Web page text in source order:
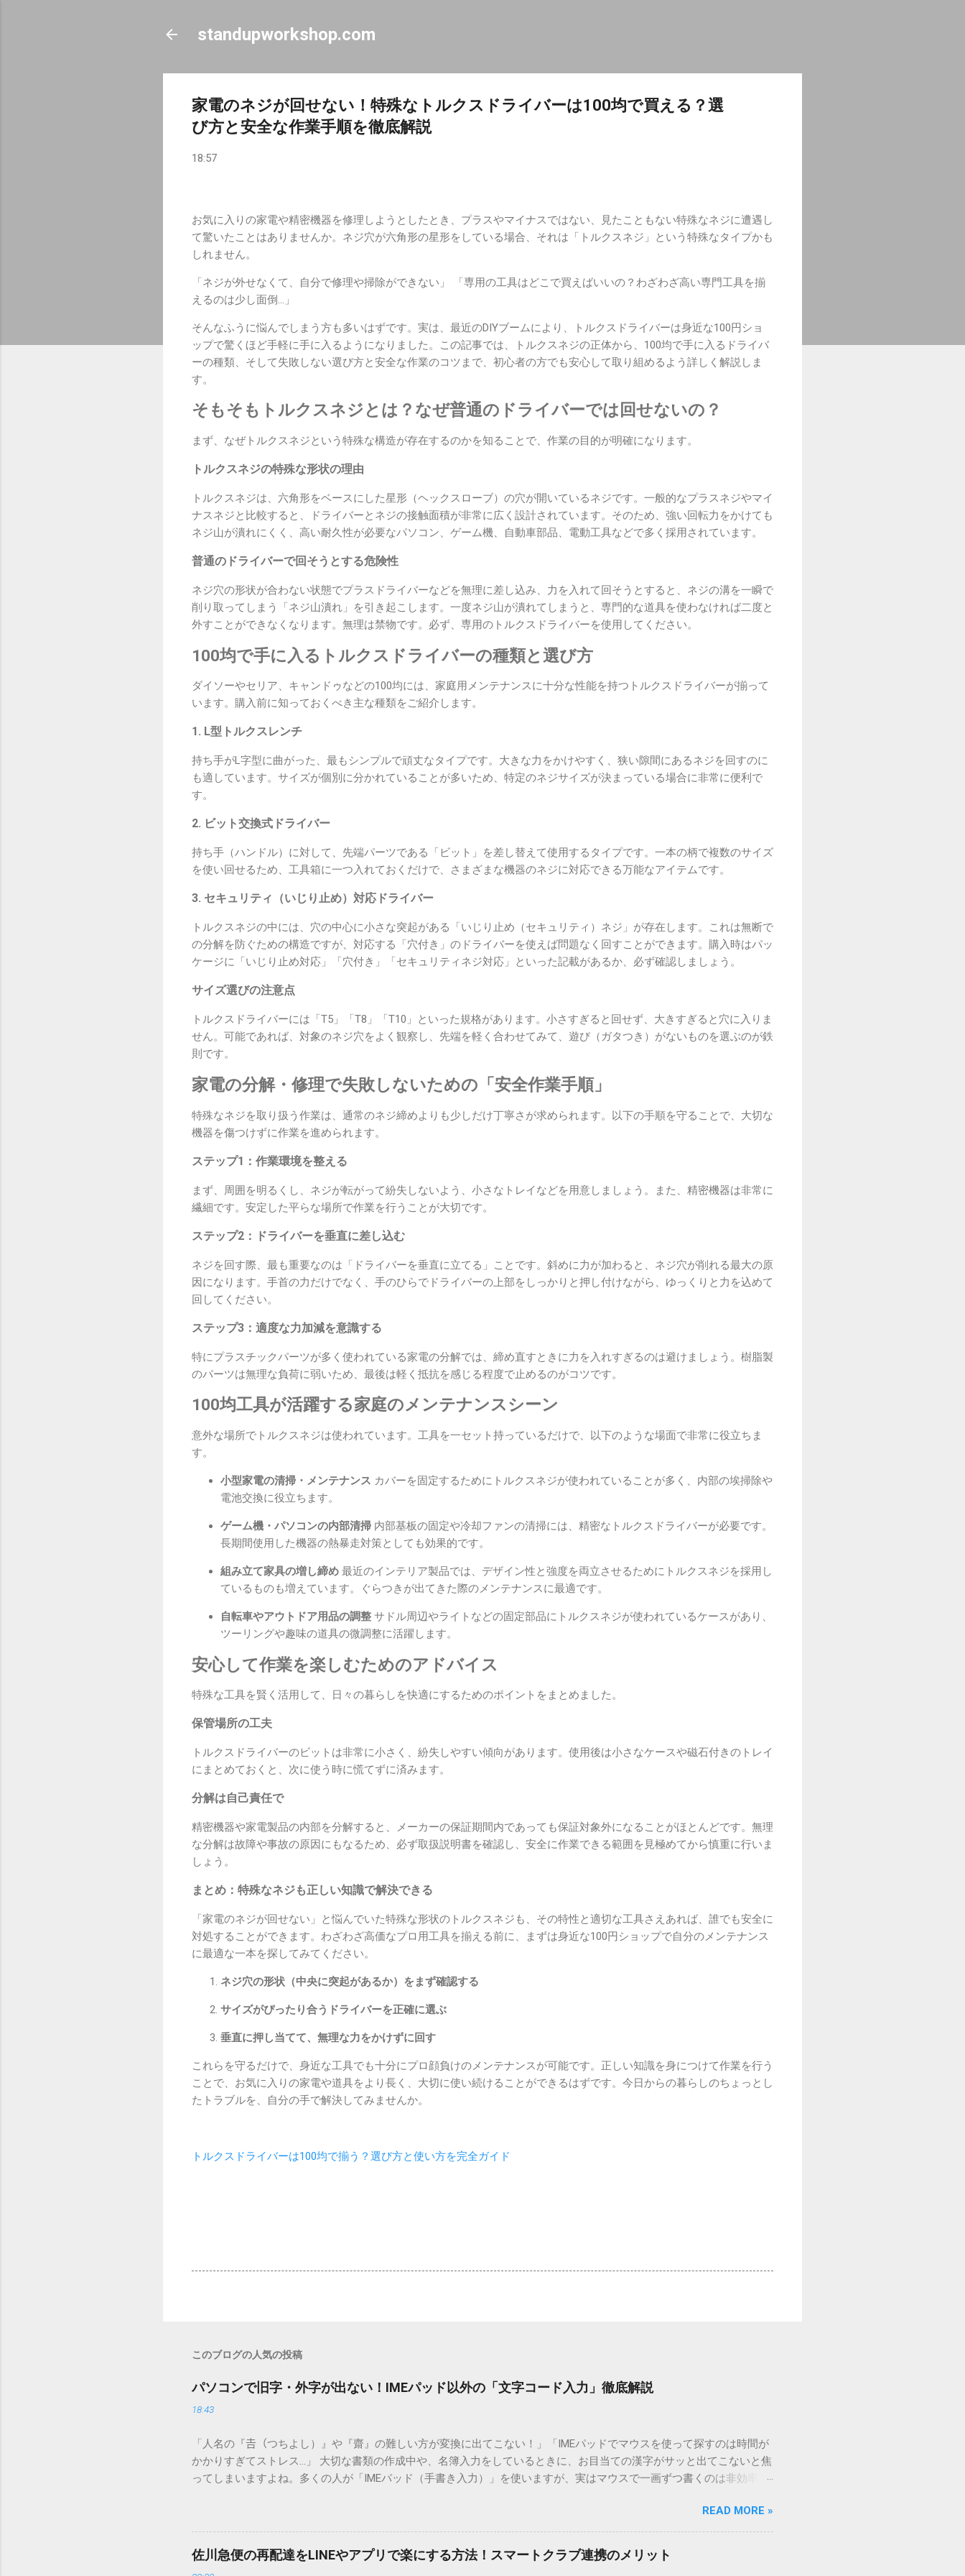
standupworkshop.com
家電のネジが回せない！特殊なトルクスドライバーは100均で買える？選
び方と安全な作業手順を徹底解説
18:57
お気に入りの家電や精密機器を修理しようとしたとき、プラスやマイナスではない、見たこともない特殊なネジに遭遇し
て驚いたことはありませんか。ネジ穴が六角形の星形をしている場合、それは「トルクスネジ」という特殊なタイプかも
しれません。
「ネジが外せなくて、自分で修理や掃除ができない」 「専用の工具はどこで買えばいいの？わざわざ高い専門工具を揃
えるのは少し面倒…」
そんなふうに悩んでしまう方も多いはずです。実は、最近のDIYブームにより、トルクスドライバーは身近な100円ショ
ップで驚くほど手軽に手に入るようになりました。この記事では、トルクスネジの正体から、100均で手に入るドライバ
ーの種類、そして失敗しない選び方と安全な作業のコツまで、初心者の方でも安心して取り組めるよう詳しく解説しま
す。
そもそもトルクスネジとは？なぜ普通のドライバーでは回せないの？
まず、なぜトルクスネジという特殊な構造が存在するのかを知ることで、作業の目的が明確になります。
トルクスネジの特殊な形状の理由
トルクスネジは、六角形をベースにした星形（ヘックスローブ）の穴が開いているネジです。一般的なプラスネジやマイ
ナスネジと比較すると、ドライバーとネジの接触面積が非常に広く設計されています。そのため、強い回転力をかけても
ネジ山が潰れにくく、高い耐久性が必要なパソコン、ゲーム機、自動車部品、電動工具などで多く採用されています。
普通のドライバーで回そうとする危険性
ネジ穴の形状が合わない状態でプラスドライバーなどを無理に差し込み、力を入れて回そうとすると、ネジの溝を一瞬で
削り取ってしまう「ネジ山潰れ」を引き起こします。一度ネジ山が潰れてしまうと、専門的な道具を使わなければ二度と
外すことができなくなります。無理は禁物です。必ず、専用のトルクスドライバーを使用してください。
100均で手に入るトルクスドライバーの種類と選び方
ダイソーやセリア、キャンドゥなどの100均には、家庭用メンテナンスに十分な性能を持つトルクスドライバーが揃って
います。購入前に知っておくべき主な種類をご紹介します。
1. L型トルクスレンチ
持ち手がL字型に曲がった、最もシンプルで頑丈なタイプです。大きな力をかけやすく、狭い隙間にあるネジを回すのに
も適しています。サイズが個別に分かれていることが多いため、特定のネジサイズが決まっている場合に非常に便利で
す。
2. ビット交換式ドライバー
持ち手（ハンドル）に対して、先端パーツである「ビット」を差し替えて使用するタイプです。一本の柄で複数のサイズ
を使い回せるため、工具箱に一つ入れておくだけで、さまざまな機器のネジに対応できる万能なアイテムです。
3. セキュリティ（いじり止め）対応ドライバー
トルクスネジの中には、穴の中心に小さな突起がある「いじり止め（セキュリティ）ネジ」が存在します。これは無断で
の分解を防ぐための構造ですが、対応する「穴付き」のドライバーを使えば問題なく回すことができます。購入時はパッ
ケージに「いじり止め対応」「穴付き」「セキュリティネジ対応」といった記載があるか、必ず確認しましょう。
サイズ選びの注意点
トルクスドライバーには「T5」「T8」「T10」といった規格があります。小さすぎると回せず、大きすぎると穴に入りま
せん。可能であれば、対象のネジ穴をよく観察し、先端を軽く合わせてみて、遊び（ガタつき）がないものを選ぶのが鉄
則です。
家電の分解・修理で失敗しないための「安全作業手順」
特殊なネジを取り扱う作業は、通常のネジ締めよりも少しだけ丁寧さが求められます。以下の手順を守ることで、大切な
機器を傷つけずに作業を進められます。
ステップ1：作業環境を整える
まず、周囲を明るくし、ネジが転がって紛失しないよう、小さなトレイなどを用意しましょう。また、精密機器は非常に
繊細です。安定した平らな場所で作業を行うことが大切です。
ステップ2：ドライバーを垂直に差し込む
ネジを回す際、最も重要なのは「ドライバーを垂直に立てる」ことです。斜めに力が加わると、ネジ穴が削れる最大の原
因になります。手首の力だけでなく、手のひらでドライバーの上部をしっかりと押し付けながら、ゆっくりと力を込めて
回してください。
ステップ3：適度な力加減を意識する
特にプラスチックパーツが多く使われている家電の分解では、締め直すときに力を入れすぎるのは避けましょう。樹脂製
のパーツは無理な負荷に弱いため、最後は軽く抵抗を感じる程度で止めるのがコツです。
100均工具が活躍する家庭のメンテナンスシーン
意外な場所でトルクスネジは使われています。工具を一セット持っているだけで、以下のような場面で非常に役立ちま
す。
小型家電の清掃・メンテナンス カバーを固定するためにトルクスネジが使われていることが多く、内部の埃掃除や
電池交換に役立ちます。
ゲーム機・パソコンの内部清掃 内部基板の固定や冷却ファンの清掃には、精密なトルクスドライバーが必要です。
長期間使用した機器の熱暴走対策としても効果的です。
組み立て家具の増し締め 最近のインテリア製品では、デザイン性と強度を両立させるためにトルクスネジを採用し
ているものも増えています。ぐらつきが出てきた際のメンテナンスに最適です。
自転車やアウトドア用品の調整 サドル周辺やライトなどの固定部品にトルクスネジが使われているケースがあり、
ツーリングや趣味の道具の微調整に活躍します。
安心して作業を楽しむためのアドバイス
特殊な工具を賢く活用して、日々の暮らしを快適にするためのポイントをまとめました。
保管場所の工夫
トルクスドライバーのビットは非常に小さく、紛失しやすい傾向があります。使用後は小さなケースや磁石付きのトレイ
にまとめておくと、次に使う時に慌てずに済みます。
分解は自己責任で
精密機器や家電製品の内部を分解すると、メーカーの保証期間内であっても保証対象外になることがほとんどです。無理
な分解は故障や事故の原因にもなるため、必ず取扱説明書を確認し、安全に作業できる範囲を見極めてから慎重に行いま
しょう。
まとめ：特殊なネジも正しい知識で解決できる
「家電のネジが回せない」と悩んでいた特殊な形状のトルクスネジも、その特性と適切な工具さえあれば、誰でも安全に
対処することができます。わざわざ高価なプロ用工具を揃える前に、まずは身近な100円ショップで自分のメンテナンス
に最適な一本を探してみてください。
ネジ穴の形状（中央に突起があるか）をまず確認する
サイズがぴったり合うドライバーを正確に選ぶ
垂直に押し当てて、無理な力をかけずに回す
これらを守るだけで、身近な工具でも十分にプロ顔負けのメンテナンスが可能です。正しい知識を身につけて作業を行う
ことで、お気に入りの家電や道具をより長く、大切に使い続けることができるはずです。今日からの暮らしのちょっとし
たトラブルを、自分の手で解決してみませんか。
トルクスドライバーは100均で揃う？選び方と使い方を完全ガイド
このブログの人気の投稿
パソコンで旧字・外字が出ない！IMEパッド以外の「文字コード入力」徹底解説
18:43
「人名の『𠮷（つちよし）』や『齋』の難しい方が変換に出てこない！」「IMEパッドでマウスを使って探すのは時間が
かかりすぎてストレス…」 大切な書類の作成中や、名簿入力をしているときに、お目当ての漢字がサッと出てこないと焦
ってしまいますよね。多くの人が「IMEパッド（手書き入力）」を使いますが、実はマウスで一画ずつ書くのは非効率で
ードを打ち込むだけで一瞬で旧字や外字、特殊記号を呼び出す「文字コード入力」のテクニックを詳しく解説します。
この方法をマスターすれば、もう難しい漢字の入力で手を止める必要はありません。 1. なぜ「変換」しても旧字・外字
が出てこないのか？ そもそも、なぜ普通の変換で出てこない漢字があるのでしょうか。その理由は、パソコンが文字を
認識する仕組みにあります。 日本のパソコンで一般的に使われる漢字は、JIS規格（日本産業規格）によって「第1水
READ MORE »
佐川急便の再配達をLINEやアプリで楽にする方法！スマートクラブ連携のメリット